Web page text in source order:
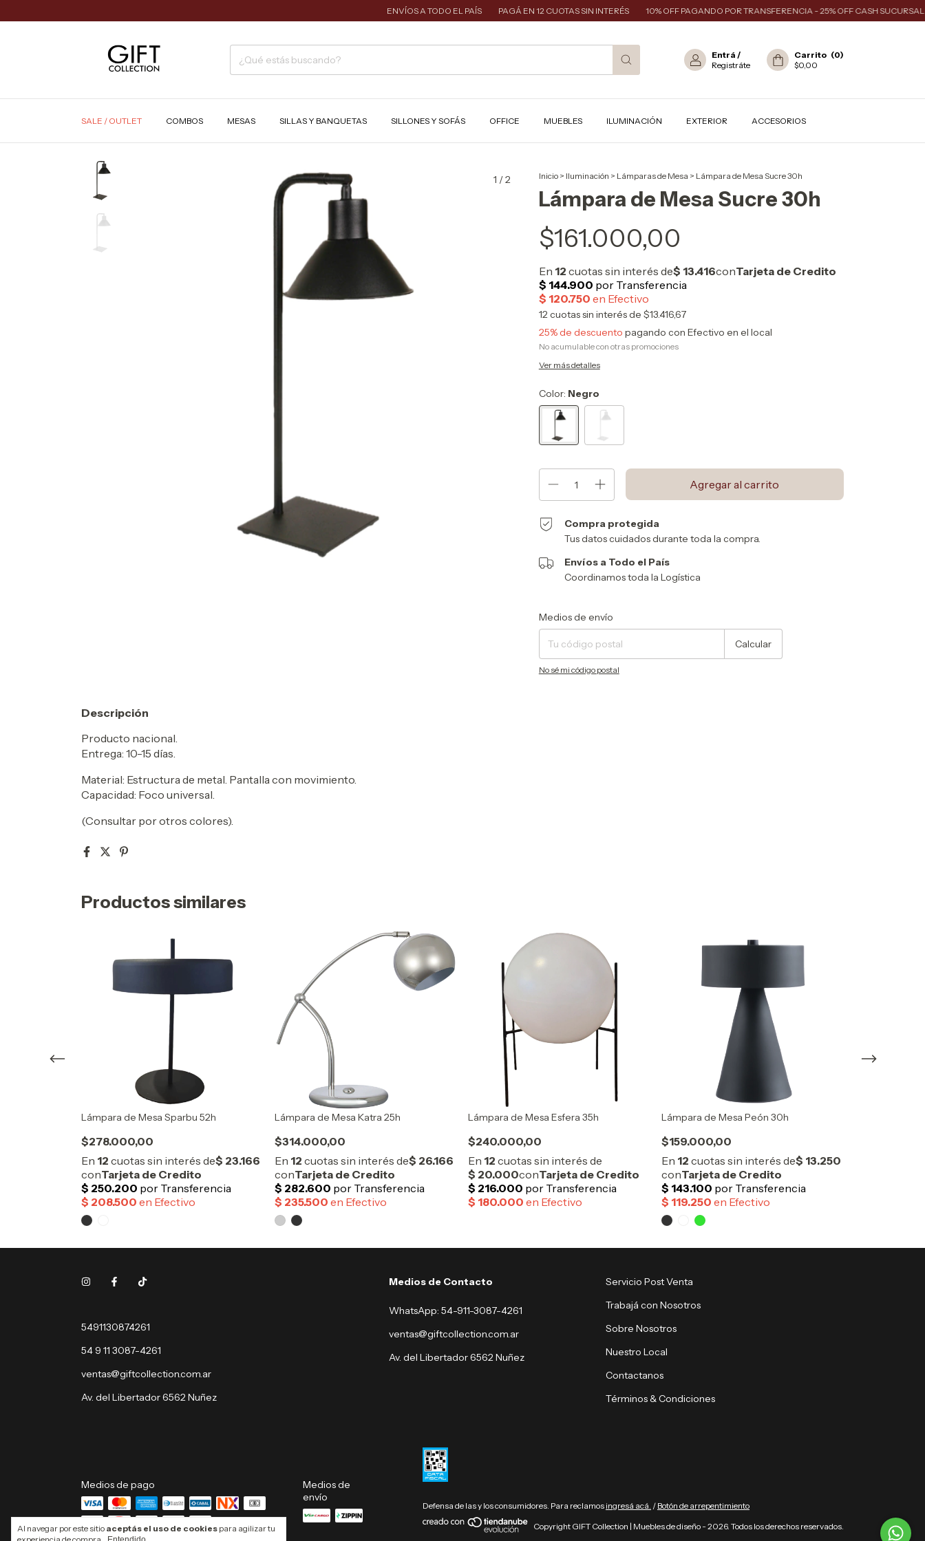
ENVÍOS A TODO EL PAÍS PAGÁ EN 12 CUOTAS SIN INTERÉS 10% OFF PAGANDO POR TRANSFERENCIA - 25% OFF CASH SUCURSAL
Entrá /
Registráte
Carrito (0)
$0,00
SALE / OUTLET COMBOS MESAS SILLAS Y BANQUETAS SILLONES Y SOFÁS OFFICE MUEBLES ILUMINACIÓN EXTERIOR ACCESORIOS
Al navegar por este sitio aceptás el uso de cookies para agilizar tu
1 /2 Inicio > Iluminación > Lámparas de Mesa > Lámpara de Mesa Sucre 30h
Lámpara de Mesa Sucre 30h
$161.000,00
12cuotas sin interés de $13.416,67
25% de descuento pagando con Efectivo en el local
No acumulable con otras promociones
Ver más detalles
Color: Negro
Compra protegida
Tus datos cuidados durante toda la compra.
Envíos a Todo el País
Coordinamos toda la Logística
Entregas para el CP:
Medios de envío
Calcular
No sé mi código postal
Descripción
Producto nacional.
Entrega: 10-15 días.
Material: Estructura de metal. Pantalla con movimiento.
Capacidad: Foco universal.
(Consultar por otros colores).
Productos similares
Lámpara de Mesa Sparbu 52h
$278.000,00
Lámpara de Mesa Katra 25h
$314.000,00
Lámpara de Mesa Esfera 35h
$240.000,00
Lámpara de Mesa Peón 30h
$159.000,00
5491130874261
54 9 11 3087-4261
ventas@giftcollection.com.ar
Av. del Libertador 6562 Nuñez
Medios de Contacto
WhatsApp: 54-911-3087-4261
ventas@giftcollection.com.ar
Av. del Libertador 6562 Nuñez
Servicio Post Venta
Trabajá con Nosotros
Sobre Nosotros
Nuestro Local
Contactanos
Términos & Condiciones
Medios de pago
Medios de
envío
Defensa de las y los consumidores. Para reclamos ingresá acá. / Botón de arrepentimiento
Copyright GIFT Collection | Muebles de diseño - 2026. Todos los derechos reservados.